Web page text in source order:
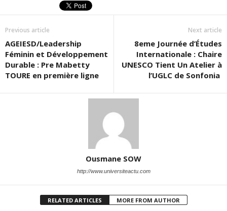
Previous article
AGEIESD/Leadership
Féminin et Développement
Durable : Pre Mabetty
TOURE en première ligne
Next article
8eme Journée d’Études
Internationale : Chaire
UNESCO Tient Un Atelier à
l’UGLC de Sonfonia
Ousmane SOW
http://www.universiteactu.com
RELATED ARTICLES MORE FROM AUTHOR